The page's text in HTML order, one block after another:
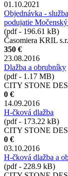
01.10.2021
Objednávka -
podujatie
(pdf - 196.61 kB)
Časomiera KRIL
350 €
23.08.2016
Dlažba a obrubníky
(pdf - 1.17 MB)
CITY STONE
0 €
14.09.2016
H-čková dlažba
(pdf - 173.22 kB)
CITY STONE
0 €
03.10.2016
H-čková dlažba a
(pdf - 228.9 kB)